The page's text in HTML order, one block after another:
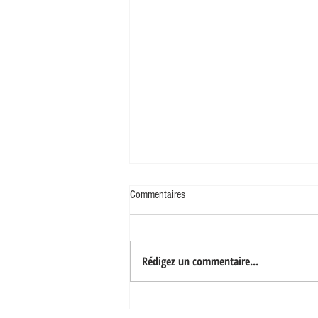
Commentaires
Rédigez un commentaire...